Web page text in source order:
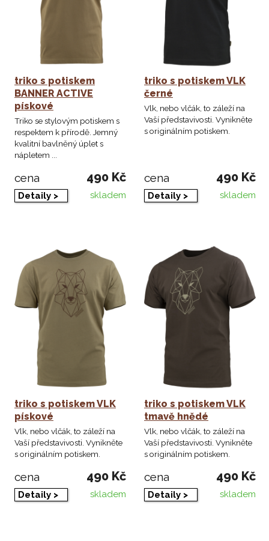
triko s potiskem
BANNER ACTIVE
pískové
Triko se stylovým potiskem s
respektem k přírodě. Jemný
kvalitní bavlněný úplet s
nápletem ...
cena 490 Kč
Detaily > skladem
triko s potiskem VLK
černé
Vlk, nebo vlčák, to záleží na
Vaší představivosti. Vynikněte
s originálním potiskem.
cena 490 Kč
Detaily > skladem
triko s potiskem VLK
pískové
Vlk, nebo vlčák, to záleží na
Vaší představivosti. Vynikněte
s originálním potiskem.
cena 490 Kč
Detaily > skladem
triko s potiskem VLK
tmavě hnědé
Vlk, nebo vlčák, to záleží na
Vaší představivosti. Vynikněte
s originálním potiskem.
cena 490 Kč
Detaily > skladem